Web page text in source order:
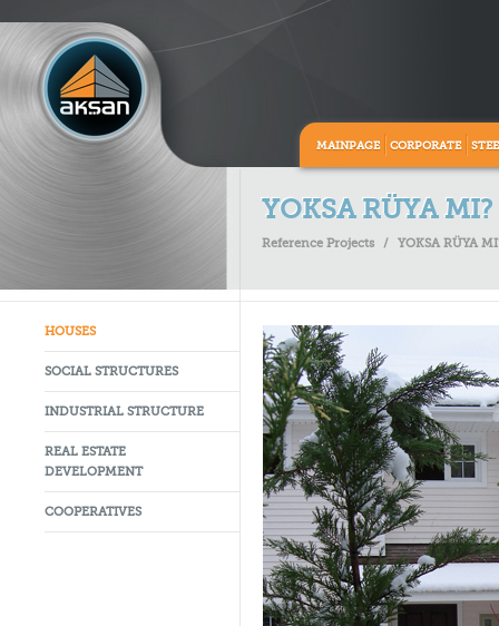
MAINPAGE CORPORATE
HOUSES
SOCIAL STRUCTURES
INDUSTRIAL STRUCTURE
REAL ESTATE
DEVELOPMENT
COOPERATIVES
YOKSA RÜYA
Reference Projects / YOKSA RÜYA